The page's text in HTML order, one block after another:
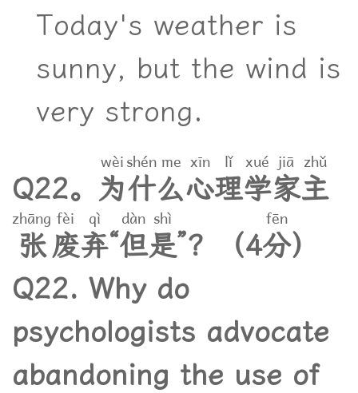
Today's weather is
sunny, but the wind is
very strong.
Q22。 为
wèi
什
shén
么
me
心
xīn
理
lǐ
学
xué
家
jiā
主
zhǔ
张
zhāng
废
fèi
弃
qì
“但
dàn
是
shì
”？ （4分
fēn
）
Q22. Why do
psychologists advocate
abandoning the use of